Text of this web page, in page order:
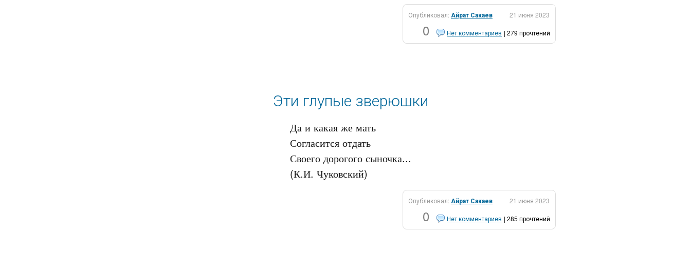
Опубликовал:Айрат Сакаев 21 июня 2023
0 Нет комментариев | 279 прочтений
Эти глупые зверюшки
Да и какая же мать
Согласится отдать
Своего дорогого сыночка...
Опубликовал:Айрат Сакаев 21 июня 2023
0 Нет комментариев | 285 прочтений